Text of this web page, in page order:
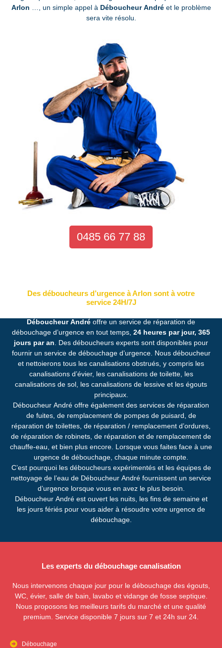
Arlon …, un simple appel à Déboucheur Andréet le problème
sera vite résolu.
0485 66 77 88
Des déboucheurs d’urgence à Arlon sont à votre
service 24H/7J
Déboucheur André offre un service de réparation de
débouchage d’urgence en tout temps, 24 heures par jour, 365
jours par an . Des déboucheurs experts sont disponibles pour
fournir un service de débouchage d’urgence. Nous déboucheur
et nettoierons tous les canalisations obstrués, y compris les
canalisations d’évier, les canalisations de toilette, les
canalisations de sol, les canalisations de lessive et les égouts
principaux.
Déboucheur André offre également des services de réparation
de fuites, de remplacement de pompes de puisard, de
réparation de toilettes, de réparation / remplacement d’ordures,
de réparation de robinets, de réparation et de remplacement de
chauffe-eau, et bien plus encore. Lorsque vous faites face à une
urgence de débouchage, chaque minute compte.
C’est pourquoi les déboucheurs expérimentés et les équipes de
nettoyage de l’eau de Déboucheur André fournissent un service
d’urgence lorsque vous en avez le plus besoin.
Déboucheur André est ouvert les nuits, les fins de semaine et
les jours fériés pour vous aider à résoudre votre urgence de
débouchage.
Les experts du débouchage canalisation
Nous intervenons chaque jour pour le débouchage des égouts,
WC, évier, salle de bain, lavabo et vidange de fosse septique.
Nous proposons les meilleurs tarifs du marché et une qualité
premium. Service disponible 7 jours sur 7 et 24h sur 24.
Débouchage